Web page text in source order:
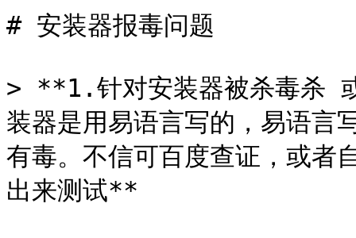
# 安装器报毒问题
> **1.针对安装器被杀毒杀
装器是用易语言写的，易语
有毒。不信可百度查证，或者
出来测试**